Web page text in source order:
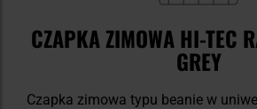
CZAPKA ZIMOWA HI-TEC
GREY
Czapka zimowa typu beanie w